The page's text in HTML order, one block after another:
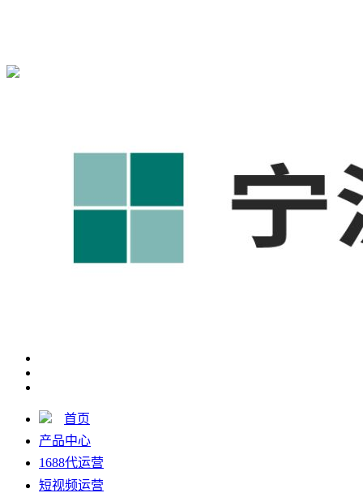
首页
产品中心
1688代运营
短视频运营